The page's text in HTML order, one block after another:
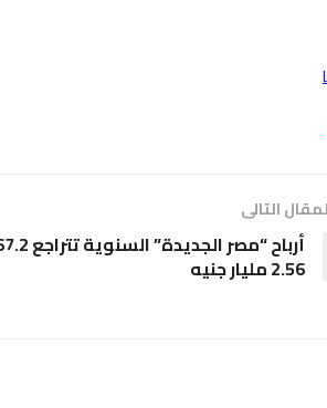
التالى
2.56 مليار جنيه